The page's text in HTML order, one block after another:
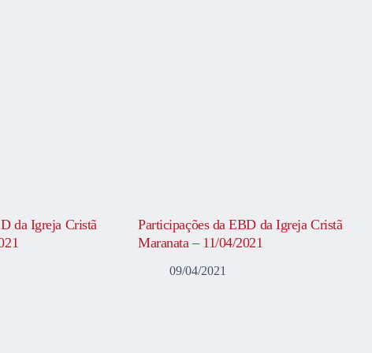
da Igreja Cristã
Participações da EBD da Igreja Cristã
Maranata – 11/04/2021
09/04/2021